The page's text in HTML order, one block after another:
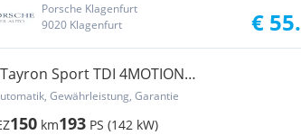
Porsche Klagenfurt
9020 Klagenfurt
€
Sport TDI 4MOTION
Gewährleistung, Garantie
150 km193 PS (142 kW)